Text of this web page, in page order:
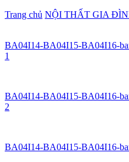
Trang chủ NỘI THẤT GIA
BA04I14-BA04I15-BA04I16-
1
BA04I14-BA04I15-BA04I16-
2
BA04I14-BA04I15-BA04I16-